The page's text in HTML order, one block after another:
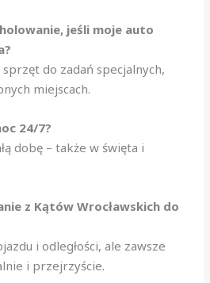
jeśli moje auto
do zadań specjalnych,
miejscach.
24/7?
dobę – także w święta i
z Kątów Wrocławskich do
i odległości, ale zawsze
i przejrzyście.